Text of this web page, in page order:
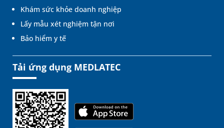
Khám sức khỏe doanh nghiệp
Lấy mẫu xét nghiệm tận nơi
Bảo hiểm y tế
Tải ứng dụng MEDLATEC